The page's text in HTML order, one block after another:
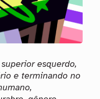
esquerdo,
e terminando no